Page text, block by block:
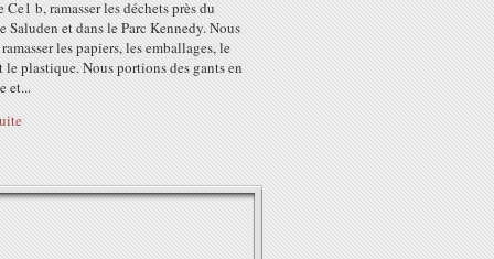
Ce1 b, ramasser les déchets près du
Saluden et dans le Parc Kennedy. Nous
les papiers, les emballages, le
le plastique. Nous portions des gants en
et...